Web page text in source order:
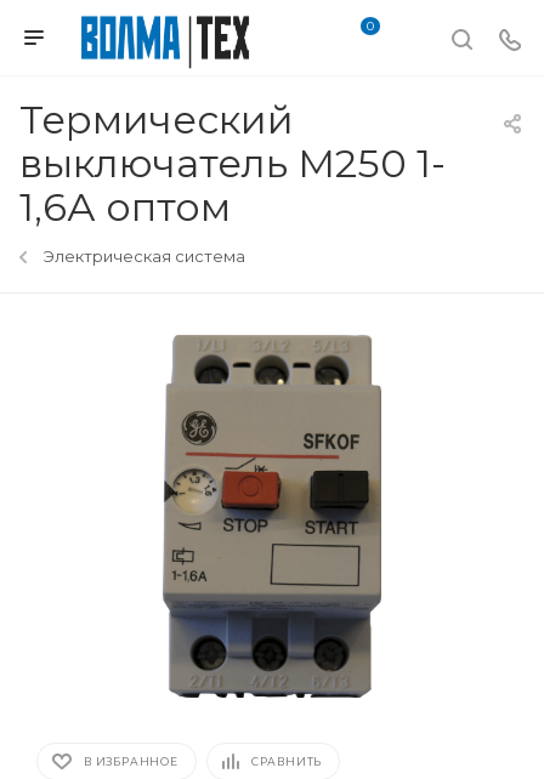
0
Термический
выключатель М250 1-
1,6А оптом
Электрическая система
В ИЗБРАННОЕ СРАВНИТЬ